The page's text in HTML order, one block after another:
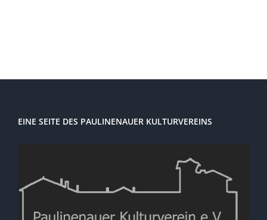
EINE SEITE DES PAULINENAUER KULTURVEREINS